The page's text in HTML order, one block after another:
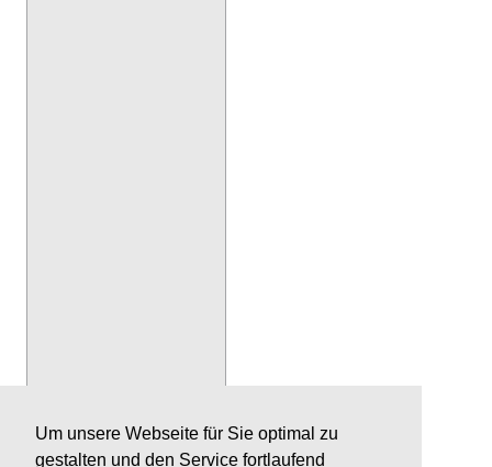
Um unsere Webseite für Sie optimal zu
gestalten und den Service fortlaufend